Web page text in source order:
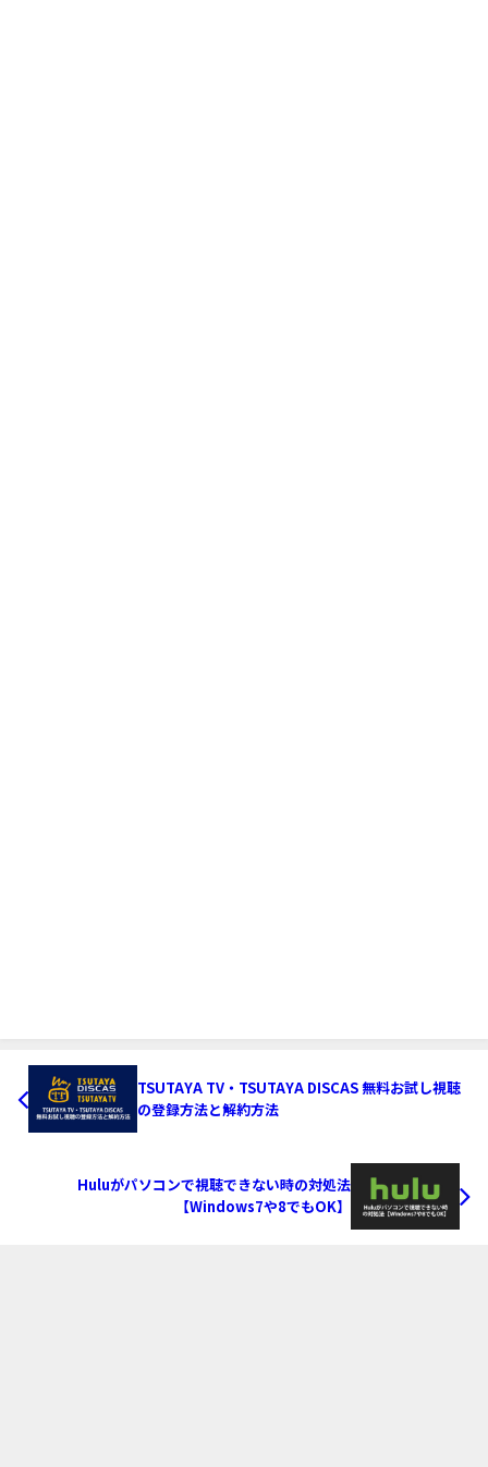
TSUTAYA TV・TSUTAYA DISCAS 無料お試し視聴
の登録方法と解約方法
Huluがパソコンで視聴できない時の対処法
【Windows7や8でもOK】